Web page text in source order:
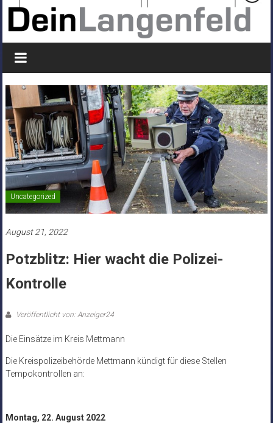
Uncategorized
August 21, 2022
Potzblitz: Hier wacht die Polizei-
Kontrolle
Veröffentlicht von: Anzeiger24
Die Einsätze im Kreis Mettmann
Die Kreispolizeibehörde Mettmann kündigt für diese Stellen
Tempokontrollen an:
Montag, 22. August 2022